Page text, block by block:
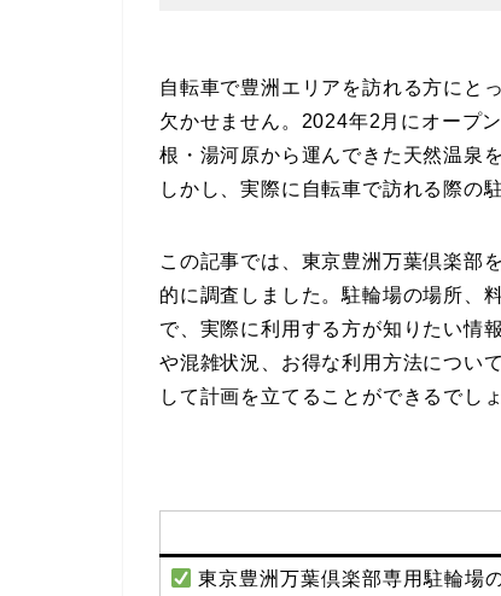
自転車で豊洲エリアを訪れる方にと
欠かせません。2024年2月にオープ
根・湯河原から運んできた天然温泉
しかし、実際に自転車で訪れる際の
この記事では、東京豊洲万葉倶楽部
的に調査しました。駐輪場の場所、
で、実際に利用する方が知りたい情
や混雑状況、お得な利用方法につい
して計画を立てることができるでしょ
東京豊洲万葉倶楽部専用駐輪場